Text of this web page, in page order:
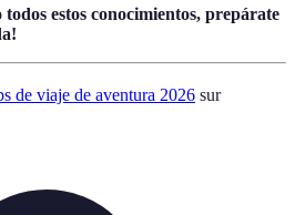
estos conocimientos, prepárate
de viaje de aventura 2026 sur